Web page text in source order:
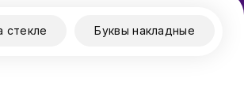
стекле Буквы накладные